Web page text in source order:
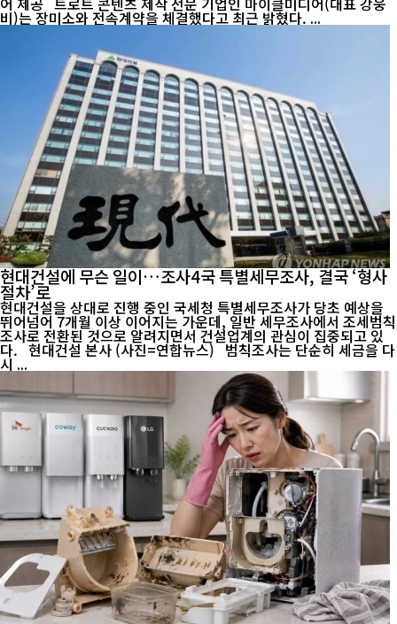
비)는 장미소와 전속계약을 체결했다고 최근 밝혔다. ...
현대건설에 무슨 일이…조사4국 특별세무조사, 결국 ‘형사
절차’로
현대건설을 상대로 진행 중인 국세청 특별세무조사가 당초 예상을
뛰어넘어 7개월 이상 이어지는 가운데, 일반 세무조사에서 조세범칙
조사로 전환된 것으로 알려지면서 건설업계의 관심이 집중되고 있
다. 현대건설 본사 (사진=연합뉴스) 범칙조사는 단순히 세금을 다
시 ...